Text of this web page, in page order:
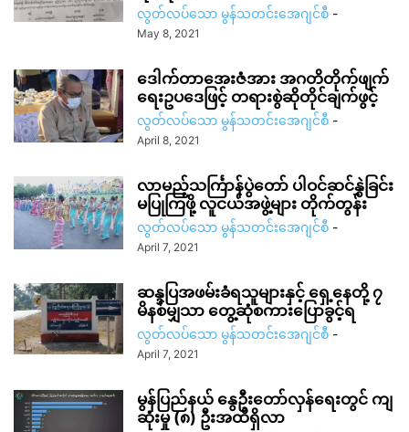
လွတ်လပ်သော မွန်သတင်းအေဂျင်စီ -
May 8, 2021
ဒေါက်တာအေးဇံအား အဂတိတိုက်ဖျက်
ရေးဥပဒေဖြင့် တရားစွဲဆိုတိုင်ချက်ဖွင့်
လွတ်လပ်သော မွန်သတင်းအေဂျင်စီ -
April 8, 2021
လာမည့်သၚ်္ကြာန်ပွဲတော် ပါဝင်ဆင်နွှဲခြင်း
မပြုကြဖို့ လူငယ်အဖွဲ့များ တိုက်တွန်း
လွတ်လပ်သော မွန်သတင်းအေဂျင်စီ -
April 7, 2021
ဆန္ဒပြအဖမ်းခံရသူများနှင့် ရှေ့နေတို့ ၇
မိနစ်မျှသာ တွေ့ဆုံစကားပြောခွင့်ရ
လွတ်လပ်သော မွန်သတင်းအေဂျင်စီ -
April 7, 2021
မွန်ပြည်နယ် နွေဦးတော်လှန်ရေးတွင် ကျ
ဆုံးမှု (၈) ဦးအထိရှိလာ